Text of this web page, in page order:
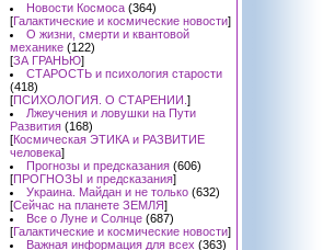
Новости Космоса (364)
[Галактические и космические новости]
О жизни, смерти и квантовой
механике (122)
[ЗА ГРАНЬЮ]
СТАРОСТЬ и психология старости
(418)
[ПСИХОЛОГИЯ. О СТАРЕНИИ. ]
Лжеучения и ловушки на Пути
Развития (168)
[Космическая ЭТИКА и РАЗВИТИЕ
человека]
Прогнозы и предсказания (606)
[ПРОГНОЗЫ и предсказания]
Украина. Майдан и не только (632)
[Сейчас на планете ЗЕМЛЯ]
Все о Луне и Солнце (687)
[Галактические и космические новости]
Важная информация для всех (363)